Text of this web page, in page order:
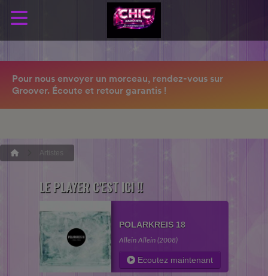
Artistes
LE PLAYER C'EST ICI !!
POLARKREIS 18
Allein Allein (2008)
Ecoutez maintenant